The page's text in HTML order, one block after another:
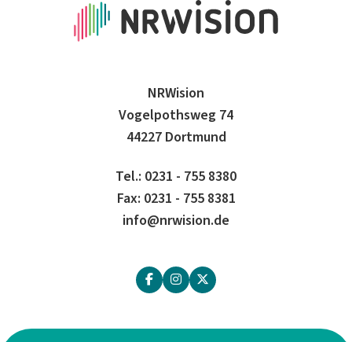
NRWision
Vogelpothsweg 74
44227 Dortmund
Tel.: 0231 - 755 8380
Fax: 0231 - 755 8381
info@nrwision.de